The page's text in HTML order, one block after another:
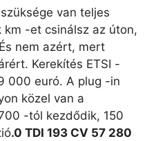
van teljes
-et csinálsz az úton,
nem azért, mert
Kerekítés ETSI -
000 euró. A plug -in
közel van a
-tól kezdődik, 150
.0 TDI 193 CV 57 280